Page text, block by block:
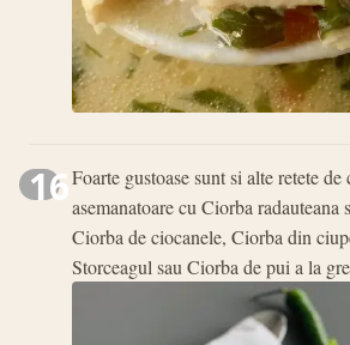
16Foarte gustoase sunt si alte retete
asemanatoare cu Ciorba radauteana
Ciorba de ciocanele, Ciorba din
Storceagul sau Ciorba de pui a la